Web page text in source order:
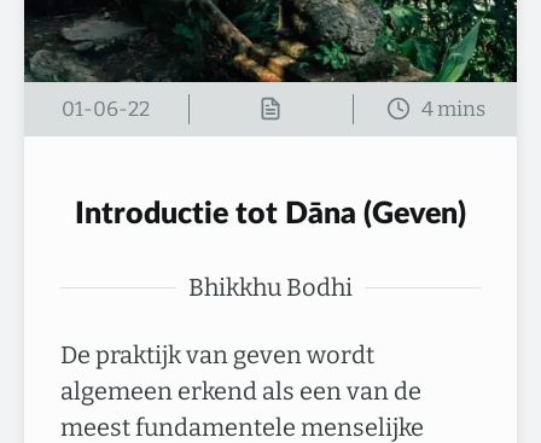
01-06-22
Introductie tot Dāna (Geven)
Bhikkhu Bodhi
De praktijk van geven wordt
algemeen erkend als een van de
meest fundamentele menselijke